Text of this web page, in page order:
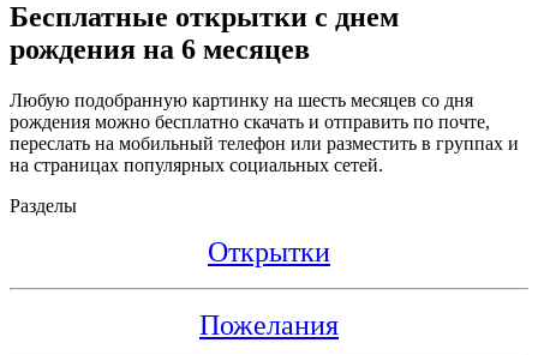
Бесплатные открытки с днем
рождения на 6 месяцев
Любую подобранную картинку на шесть месяцев со дня
рождения можно бесплатно скачать и отправить по почте,
переслать на мобильный телефон или разместить в группах и
на страницах популярных социальных сетей.
Разделы
Открытки
Пожелания